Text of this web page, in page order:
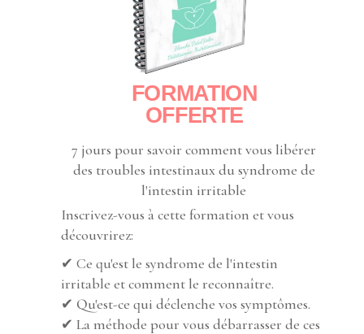
FORMATION
OFFERTE
7 jours pour savoir comment vous libérer
des troubles intestinaux du syndrome de
l'intestin irritable
Inscrivez-vous à cette formation et vous
découvrirez:
✔ Ce qu'est le syndrome de l'intestin
irritable et comment le reconnaître.
✔ Qu'est-ce qui déclenche vos symptômes.
✔ La méthode pour vous débarrasser de ces